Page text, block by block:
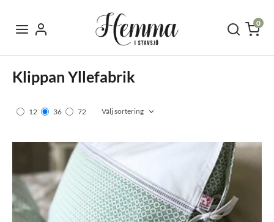
0
Klippan Yllefabrik
12 36 72 Välj sortering